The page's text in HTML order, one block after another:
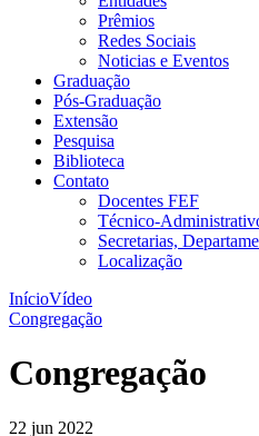
Prêmios
Redes Sociais
Noticias e Eventos
Graduação
Pós-Graduação
Extensão
Pesquisa
Biblioteca
Contato
Docentes FEF
Técnico-
Secretarias,
Localização
InícioVídeo
Congregação
Congregação
22 jun 2022